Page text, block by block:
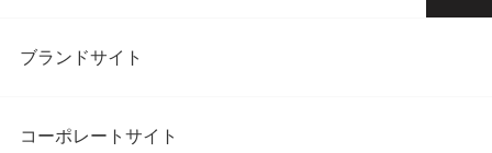
ブランドサイト
コーポレートサイト